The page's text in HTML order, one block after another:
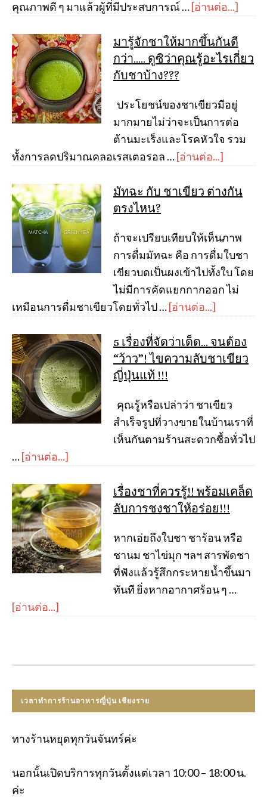
คุณภาพดี ๆ มาแล้วผู้ที่มีประสบการณ์ …[อ่านต่อ...]
มารู้จักชาให้มากขึ้นกันดี
กว่า….. ดูซิว่าคุณรู้อะไรเกี่ยว
กับชาบ้าง???
ประโยชน์ของชาเขียวมีอยู่
มากมายไม่ว่าจะเป็นการต่อ
ต้านมะเร็งและโรคหัวใจ รวม
ทั้งการลดปริมาณคลอเรสเตอรอล …[อ่านต่อ...]
มัทฉะ กับ ชาเขียว ต่างกัน
ตรงไหน?
ถ้าจะเปรียบเทียบให้เห็นภาพ
การดื่มมัทฉะ คือ การดื่มใบชา
เขียวบดเป็นผงเข้าไปทั้งใบ โดย
ไม่มีการคัดแยกกากออก ไม่
เหมือนการดื่มชาเขียวโดยทั่วไป …[อ่านต่อ...]
5 เรื่องที่จัดว่าเด็ด… จนต้อง
“ว้าว”! ไขความลับชาเขียว
ญี่ปุ่นแท้ !!!
คุณรู้หรือเปล่าว่า ชาเขียว
สำเร็จรูปที่วางขายในบ้านเราที่
เห็นกันตามร้านสะดวกซื้อทั่วไป
…[อ่านต่อ...]
เรื่องชาที่ควรรู้!! พร้อมเคล็ด
ลับการชงชาให้อร่อย!!!
หากเอ่ยถึงใบชา ชาร้อน หรือ
ชานม ชาไข่มุก ฯลฯ สารพัดชา
ที่ฟังแล้วรู้สึกกระหายน้ำขึ้นมา
ทันที ยิ่งหากอากาศร้อน ๆ …
[อ่านต่อ...]
เวลาทำการร้านอาหารญี่ปุ่น เชียงราย
ทางร้านหยุดทุกวันจันทร์ค่ะ
นอกนั้นเปิดบริการทุกวันตั้งแต่เวลา 10:00 – 18:00 น.
ค่ะ